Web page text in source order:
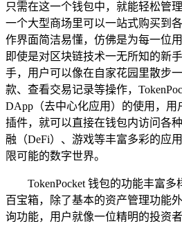
只需在这一个钱包中，就能轻松管
一个大型商场里可以一站式购买到
作界面简洁易懂，仿佛是为每一位
即使是对区块链技术一无所知的新
手，用户可以像在自家花园里散步
款、查看交易记录等操作，
DApp（去中心化应用）的使用，用
插件，就可以直接在钱包内访问各
融（DeFi）、游戏等丰富多彩的应
限可能的数字世界。
TokenPocket 钱包的功能丰富
百宝箱，除了基本的资产管理功能
询功能，用户就像一位精明的投资